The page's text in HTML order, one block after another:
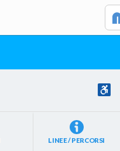
LINEE / PERCORSI